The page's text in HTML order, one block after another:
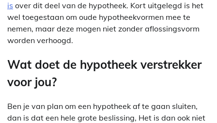
is over dit deel van de hypotheek. Kort uitgelegd is het
wel toegestaan om oude hypotheekvormen mee te
nemen, maar deze mogen niet zonder aflossingsvorm
worden verhoogd.
Wat doet de hypotheek verstrekker
voor jou?
Ben je van plan om een hypotheek af te gaan sluiten,
dan is dat een hele grote beslissing, Het is dan ook niet